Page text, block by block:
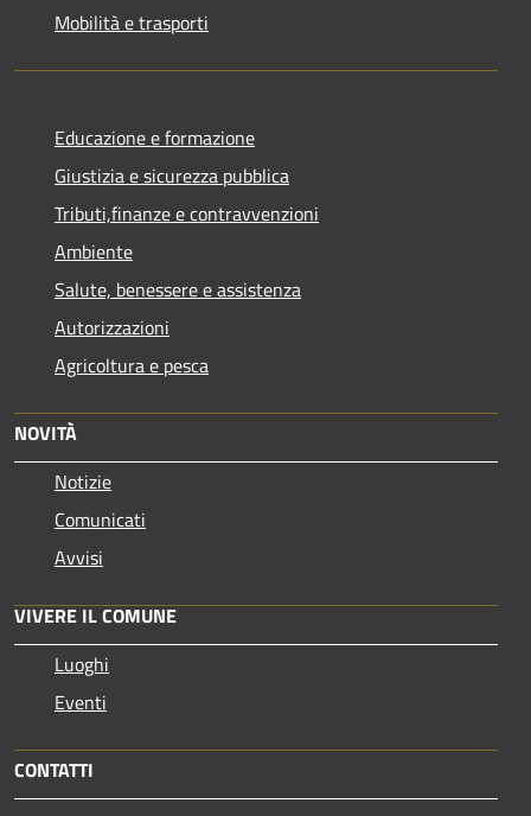
Mobilità e trasporti
Educazione e formazione
Giustizia e sicurezza pubblica
Tributi,finanze e contravvenzioni
Ambiente
Salute, benessere e assistenza
Autorizzazioni
Agricoltura e pesca
NOVITÀ
Notizie
Comunicati
Avvisi
VIVERE IL COMUNE
Luoghi
Eventi
CONTATTI